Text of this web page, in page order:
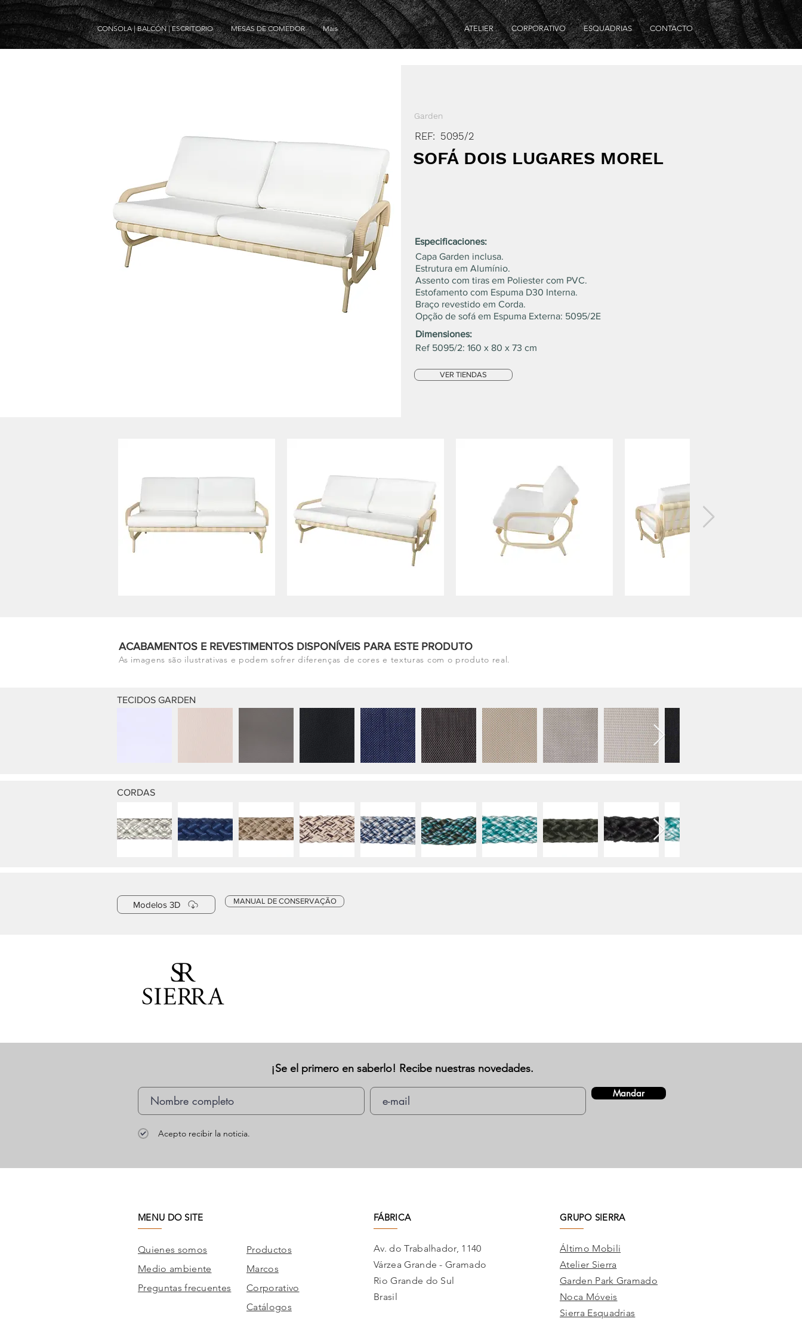
CONSOLA | BALCÓN | ESCRITORIO MESAS DE COMEDOR Mais ATELIER CORPORATIVO ESQUADRIAS CONTACTO
Garden
REF: 5095/2
SOFÁ DOIS LUGARES MOREL
Especificaciones:
Capa Garden inclusa.
Estrutura em Alumínio.
Assento com tiras em Poliester com PVC.
Estofamento com Espuma D30 Interna.
Braço revestido em Corda.
Opção de sofá em Espuma Externa: 5095/2E
Dimensiones:
Ref 5095/2: 160 x 80 x 73 cm
VER TIENDAS
ACABAMENTOS E REVESTIMENTOS DISPONÍVEIS PARA ESTE PRODUTO
As imagens são ilustrativas e podem sofrer diferenças de cores e texturas com o produto real.
TECIDOS GARDEN
CORDAS
Modelos 3D MANUAL DE CONSERVAÇÃO
¡Se el primero en saberlo! Recibe nuestras novedades.
Acepto recibir la noticia.
Mandar
MENU DO SITE
Quienes somos
Medio ambiente
Preguntas frecuentes
Productos
Marcos
Corporativo
Catálogos
FÁBRICA
Av. do Trabalhador, 1140
Várzea Grande - Gramado
Rio Grande do Sul
Brasil
GRUPO SIERRA
Áltimo Mobili
Atelier Sierra
Garden Park Gramado
Noca Móveis
Sierra Esquadrias